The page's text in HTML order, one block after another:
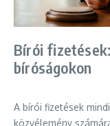
Bírói
bíróságokon
A bírói fizetések
közvélemény